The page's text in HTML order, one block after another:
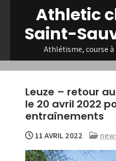
content
Athletic
Saint-
Athlétisme, course
Leuze – retour
le 20 avril 2022
entraînements
11 AVRIL 2022